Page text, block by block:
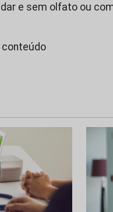
e sem olfato ou